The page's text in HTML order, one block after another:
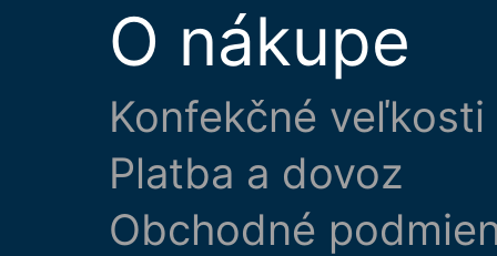
O nákupe
Konfekčné veľkosti
Platba a dovoz
Obchodné